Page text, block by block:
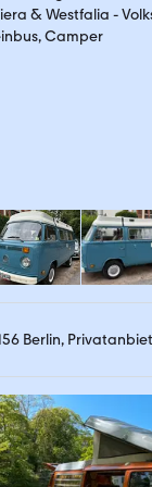
Berlin,